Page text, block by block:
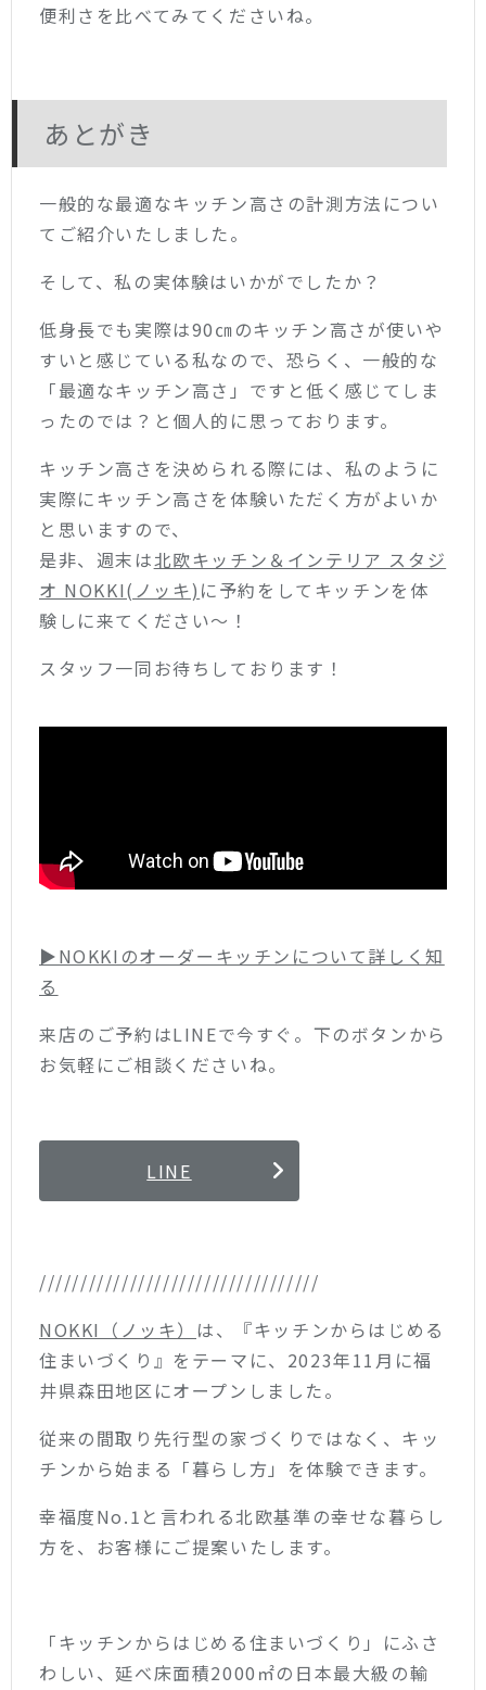
便利さを比べてみてくださいね。
あとがき
一般的な最適なキッチン高さの計測方法につい
てご紹介いたしました。
そして、私の実体験はいかがでしたか？
低身長でも実際は90㎝のキッチン高さが使いや
すいと感じている私なので、恐らく、一般的な
「最適なキッチン高さ」ですと低く感じてしま
ったのでは？と個人的に思っております。
キッチン高さを決められる際には、私のように
実際にキッチン高さを体験いただく方がよいか
と思いますので、
是非、週末は北欧キッチン＆インテリア スタジ
オ NOKKI(ノッキ) に予約をしてキッチンを体
験しに来てください〜！
スタッフ一同お待ちしております！
▶︎NOKKIのオーダーキッチンについて詳しく知
る
来店のご予約はLINEで今すぐ。下のボタンから
お気軽にご相談くださいね。
LINE
//////////////////////////////////
NOKKI（ノッキ） は、『キッチンからはじめる
住まいづくり』をテーマに、2023年11月に福
井県森田地区にオープンしました。
従来の間取り先行型の家づくりではなく、キッ
チンから始まる「暮らし方」を体験できます。
幸福度No.1と言われる北欧基準の幸せな暮らし
方を、お客様にご提案いたします。
「キッチンからはじめる住まいづくり」にふさ
わしい、延べ床面積2000㎡の日本最大級の輸